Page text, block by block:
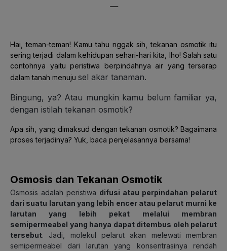
—
Hai, teman-teman! Kamu tahu nggak sih, tekanan osmotik itu
sering terjadi dalam kehidupan sehari-hari kita, lho! Salah satu
contohnya yaitu peristiwa berpindahnya air yang terserap
dalam tanah menuju sel akar tanaman.
Bingung, ya? Atau mungkin kamu belum familiar ya,
dengan istilah tekanan osmotik?
Apa sih, yang dimaksud dengan tekanan osmotik? Bagaimana
proses terjadinya? Yuk, baca penjelasannya bersama!
Osmosis dan Tekanan Osmotik
Osmosis adalah peristiwa difusi atau perpindahan pelarut
dari suatu larutan yang lebih encer atau pelarut murni ke
larutan yang lebih pekat melalui membran
semipermeabel yang hanya dapat ditembus oleh pelarut
tersebut. Jadi, molekul pelarut akan melewati membran
semipermeabel dari larutan yang konsentrasinya rendah